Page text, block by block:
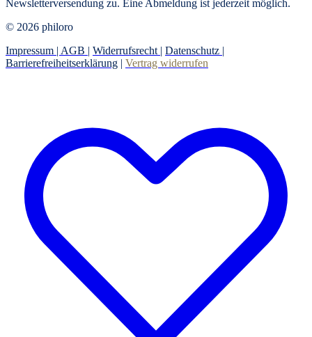
Newsletterversendung zu. Eine Abmeldung ist jederzeit möglich.
© 2026 philoro
Impressum | AGB | Widerrufsrecht | Datenschutz |
Barrierefreiheitserklärung | Vertrag widerrufen